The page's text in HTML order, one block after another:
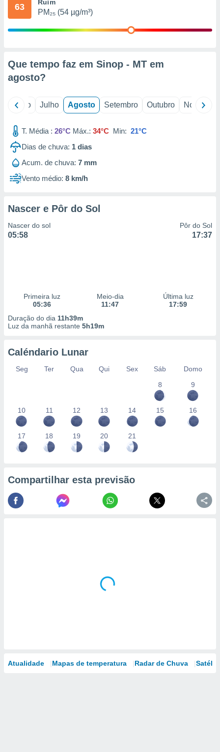
estudos
de
1199
63 Ruim
PM₂₅ (54 µg/m³)
Que tempo faz em Sinop - MT em
agosto?
Junho Julho Agosto Setembro Outubro Novembro
T. Média : 26°C Máx.: 34°C Min: 21°C
Dias de chuva: 1 dias
Acum. de chuva: 7 mm
Vento médio: 8 km/h
Nascer e Pôr do Sol
Nascer do sol
05:58
Pôr do Sol
17:37
Primeira luz
05:36
Meio-dia
11:47
Última luz
17:59
Duração do dia 11h39m
Luz da manhã restante 5h19m
Caléndario Lunar
Seg Ter Qua Qui Sex Sáb
Domo
8
9
10 11 12 13 14 15 16
17 18 19 20 21
Compartilhar esta previsão
Atualidade Mapas de temperatura Radar de Chuva